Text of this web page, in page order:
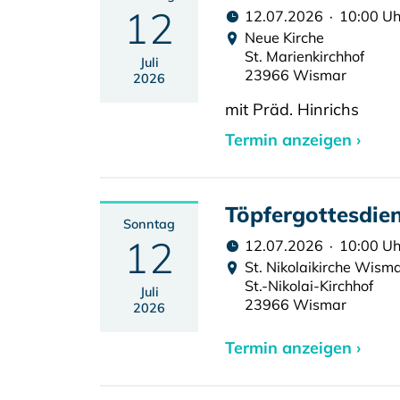
12
Juli
2026
12.07.2026 · 10:00
Neue Kirche
St. Marienkirchhof
23966 Wismar
mit Präd. Hinrichs
Termin anzeigen ›
Sonntag
12
Juli
2026
12.07.2026 · 10:00
St. Nikolaikirche
St.-Nikolai-Kirchhof
23966 Wismar
Termin anzeigen ›